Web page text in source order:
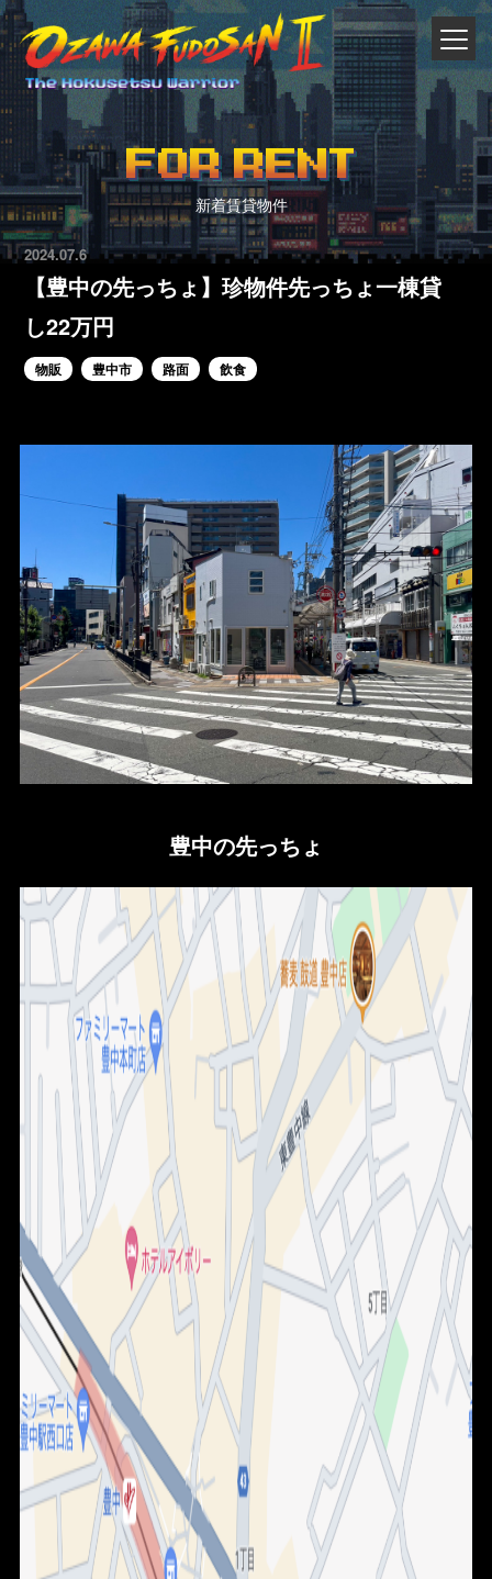
FOR RENT
新着賃貸物件
2024.07.6
【豊中の先っちょ】珍物件先っちょ一棟貸
し22万円
物販 豊中市 路面 飲食
豊中の先っちょ